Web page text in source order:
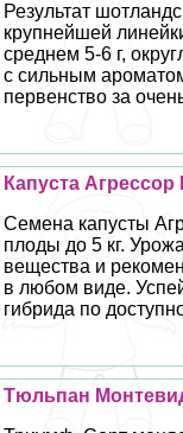
Результат
крупнейшей
среднем 5-6 г,
с сильным
первенство за
Капуста
Семена капусты
плоды до 5 кг.
вещества и
в любом виде.
гибрида по
Тюльпан